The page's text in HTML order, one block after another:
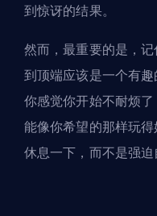
到惊讶的结果。
然而，最重要的是，
到顶端应该是一个有
你感觉你开始不耐烦
能像你希望的那样玩
休息一下，而不是强迫